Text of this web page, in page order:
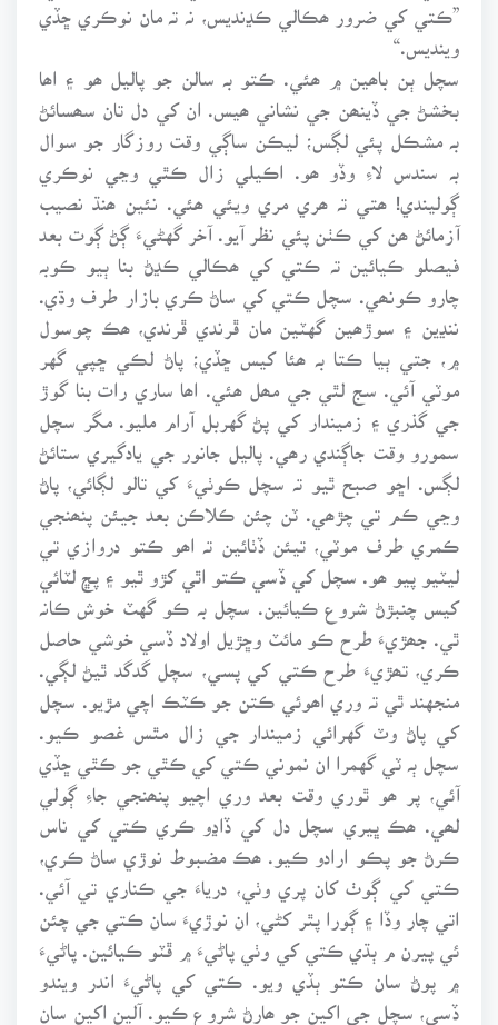
”ڪتي کي ضرور ھڪالي ڪڍنديس، نہ تہ مان نوڪري ڇڏي
وينديس.“
سچل ٻن باھين ۾ ھئي. ڪتو بہ سالن جو پاليل ھو ۽ اھا
بخشڻ جي ڏينھن جي نشاني ھيس. ان کي دل تان سھسائڻ
بہ مشڪل پئي لڳس؛ ليڪن ساڳي وقت روزگار جو سوال
بہ سندس لاءِ وڏو ھو. اڪيلي زال ڪٿي وڃي نوڪري
ڳوليندي! ھتي تہ ھري مري ويئي ھئي. نئين ھنڌ نصيب
آزمائڻ ھن کي ڪٺن پئي نظر آيو. آخر گهڻيءَ ڳڻ ڳوت بعد
فيصلو ڪيائين تہ ڪتي کي ھڪالي ڪڍڻ بنا ٻيو ڪوبہ
چارو ڪونھي. سچل ڪتي کي ساڻ ڪري بازار طرف وڌي.
ننڍين ۽ سوڙھين گهٽين مان ڦرندي ڦرندي، ھڪ چوسول
۾، جتي ٻيا ڪتا بہ ھئا کيس ڇڏي؛ پاڻ لڪي ڇپي گهر
موٽي آئي. سج لٿي جي مھل ھئي. اھا ساري رات بنا گوڙ
جي گذري ۽ زميندار کي پڻ گهربل آرام مليو. مگر سچل
سمورو وقت جاڳندي رھي. پاليل جانور جي يادگيري ستائڻ
لڳس. اڇو صبح ٿيو تہ سچل ڪوٺيءَ کي تالو لڳائي، پاڻ
وڃي ڪم تي چڙھي. ٽن چئن ڪلاڪن بعد جيئن پنھنجي
ڪمري طرف موٽي، تيئن ڏٺائين تہ اھو ڪتو دروازي تي
ليٽيو پيو ھو. سچل کي ڏسي ڪتو اٿي کڙو ٿيو ۽ پڇ لٽائي
کيس چنبڙڻ شروع ڪيائين. سچل بہ ڪو گهٽ خوش ڪانہ
ٿي. جھڙيءَ طرح ڪو مائٽ وڇڙيل اولاد ڏسي خوشي حاصل
ڪري، تھڙيءَ طرح ڪتي کي پسي، سچل گدگد ٿيڻ لڳي.
منجهند ٿي تہ وري اھوئي ڪتن جو ڪٽڪ اچي مڙيو. سچل
کي پاڻ وٽ گهرائي زميندار جي زال مٿس غصو ڪيو.
سچل ٻہ ٽي گهمرا ان نموني ڪتي کي ڪٿي جو ڪٿي ڇڏي
آئي، پر ھو ٿوري وقت بعد وري اچيو پنھنجي جاءِ ڳولي
لھي. ھڪ ڀيري سچل دل کي ڏاڍو ڪري ڪتي کي ناس
ڪرڻ جو پڪو ارادو ڪيو. ھڪ مضبوط نوڙي ساڻ ڪري،
ڪتي کي ڳوٺ کان پري وٺي، درياءَ جي ڪناري تي آئي.
اتي چار وڏا ۽ ڳورا پٿر کڻي، ان نوڙيءَ سان ڪتي جي چئن
ئي پيرن م ٻڌي ڪتي کي وٺي پاڻيءَ ۾ ڦٽو ڪيائين. پاڻيءَ
۾ پوڻ سان ڪتو ٻڏي ويو. ڪتي کي پاڻيءَ اندر ويندو
ڏسي، سچل جي اکين جو ھارڻ شروع ڪيو. آلين اکين سان